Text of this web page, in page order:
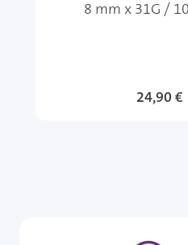
8 mm x 31G /
24,90 €